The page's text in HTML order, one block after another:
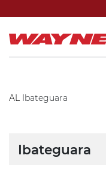
AL Ibateguara
Ibateguara